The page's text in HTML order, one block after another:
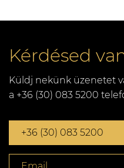
Kérdésed
Küldj nekünk üzenetet
a +36 (30) 083 5200
+36 (30) 083 5200